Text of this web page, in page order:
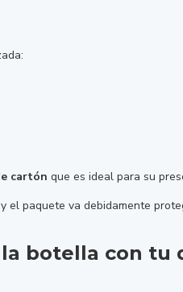
cartón que es ideal para su
el paquete va debidamente
botella con